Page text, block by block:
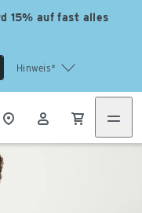
15% auf fast alles
Hinweis*